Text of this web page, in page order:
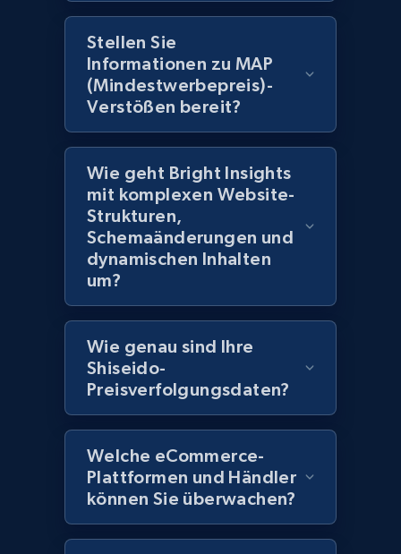
2.1K+ 375+ Jetzt anfangen
Amazon products global dataset - Collects
products by best sellers category URL
Title, Seller name, Brand, Description, Initial
price, Currency, Availability, Reviews count, and
2.1K+ 375+ Jetzt anfangen
Amazon products global dataset - Collect
Amazon products by seller URL
Title, Seller name, Brand, Description, Initial
price, Currency, Availability, Reviews count, and
2.1K+ 375+ Jetzt anfangen
Stellen Sie
Informationen zu MAP
(Mindestwerbepreis)-
Verstößen bereit?
Wie geht Bright Insights
mit komplexen Website-
Strukturen,
Schemaänderungen und
dynamischen Inhalten
um?
Wie genau sind Ihre
Shiseido-
Preisverfolgungsdaten?
Welche eCommerce-
Plattformen und Händler
können Sie überwachen?